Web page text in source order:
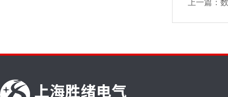
上一篇：